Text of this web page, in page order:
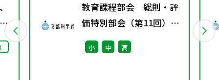
教育課程部会 総則・評
価特別部会（第11回）
配付資料
小 中 高